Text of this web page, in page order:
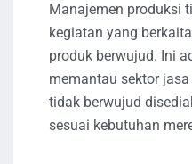
Manajemen produksi
kegiatan yang
produk berwujud. Ini
memantau sektor
tidak berwujud
sesuai kebutuhan